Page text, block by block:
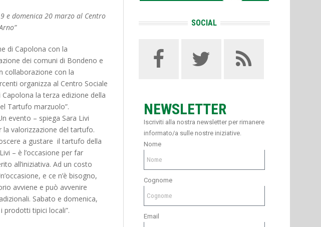
e domenica 20 marzo al Centro
di Capolona con la
dei comuni di Bondeno e
collaborazione con la
organizza al Centro Sociale
Capolona la terza edizione della
Tartufo marzuolo”.
evento – spiega Sara Livi
la valorizzazione del tartufo.
a gustare il tartufo della
– è l’occasione per far
all’iniziativa. Ad un costo
e ce n’è bisogno,
avviene e può avvenire
Sabato e domenica,
prodotti tipici locali”.
SOCIAL
NEWSLETTER
Iscriviti alla nostra newsletter per rimanere
informato/a sulle nostre iniziative.
Nome
Cognome
Email